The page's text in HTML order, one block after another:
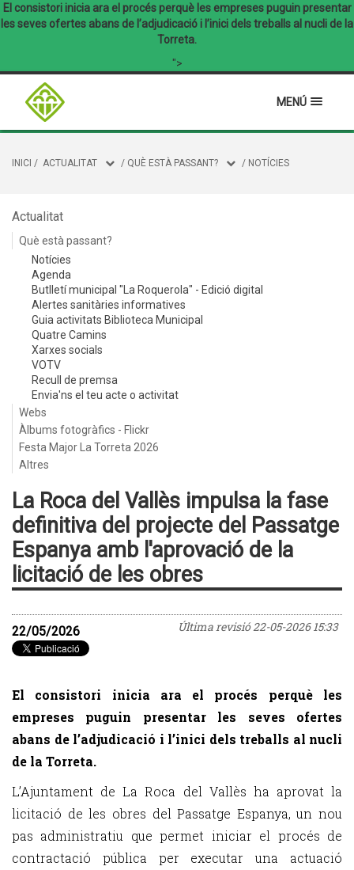
El consistori inicia ara el procés perquè les empreses puguin presentar
les seves ofertes abans de l’adjudicació i l’inici dels treballs al nucli de la
Torreta.
">
MENÚ
INICI / ACTUALITAT / QUÈ ESTÀ PASSANT? / NOTÍCIES
Actualitat
Què està passant?
Notícies
Agenda
Butlletí municipal "La Roquerola" - Edició digital
Alertes sanitàries informatives
Guia activitats Biblioteca Municipal
Quatre Camins
Xarxes socials
VOTV
Recull de premsa
Envia'ns el teu acte o activitat
Webs
Àlbums fotogràfics - Flickr
Festa Major La Torreta 2026
Altres
La Roca del Vallès impulsa la fase
definitiva del projecte del Passatge
Espanya amb l'aprovació de la
licitació de les obres
Última revisió22-05-2026 15:33
22/05/2026
El consistori inicia ara el procés perquè les
empreses puguin presentar les seves ofertes
abans de l’adjudicació i l’inici dels treballs al nucli
de la Torreta.
L’Ajuntament de La Roca del Vallès ha aprovat la
licitació de les obres del Passatge Espanya, un nou
pas administratiu que permet iniciar el procés de
contractació pública per executar una actuació